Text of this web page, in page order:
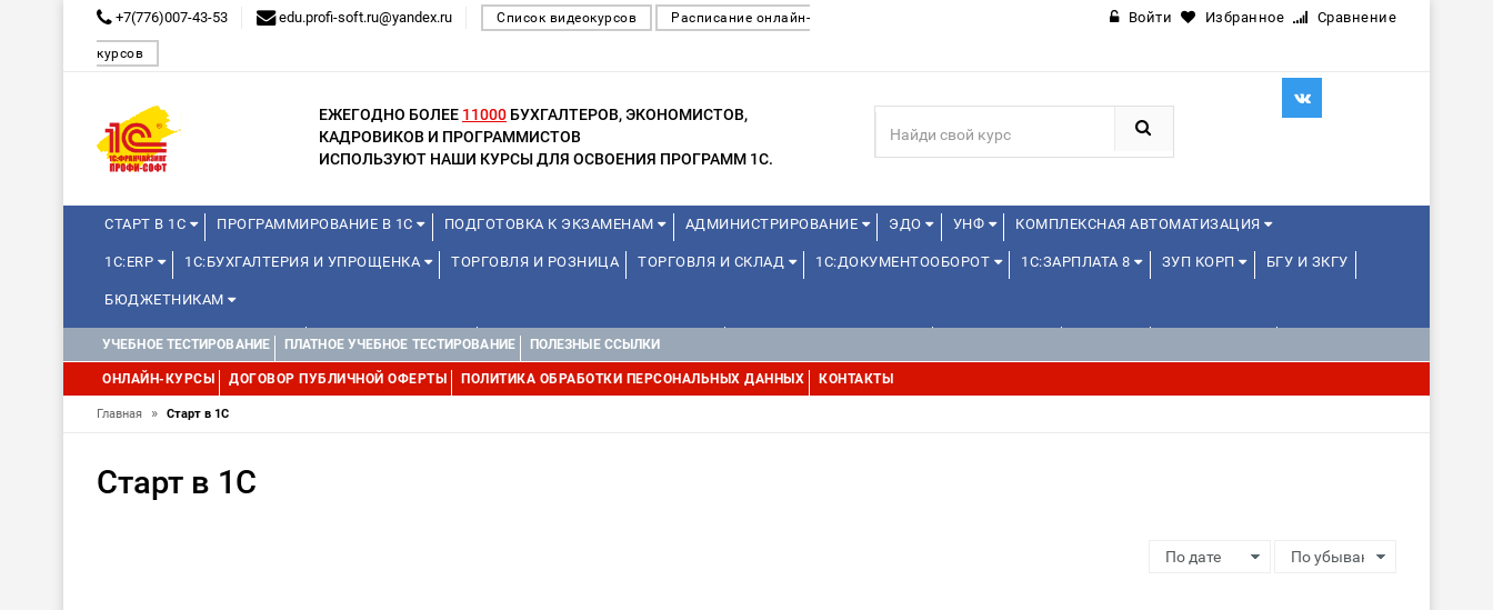
+7(776)007-43-53 edu.profi-soft.ru@yandex.ru Список видеокурсов Расписание онлайн-
курсов
Войти Избранное Сравнение
ЕЖЕГОДНО БОЛЕЕ 11000 БУХГАЛТЕРОВ, ЭКОНОМИСТОВ,
КАДРОВИКОВ И ПРОГРАММИСТОВ
ИСПОЛЬЗУЮТ НАШИ КУРСЫ ДЛЯ ОСВОЕНИЯ ПРОГРАММ 1С.
СТАРТ В 1С ПРОГРАММИРОВАНИЕ В 1С ПОДГОТОВКА К ЭКЗАМЕНАМ АДМИНИСТРИРОВАНИЕ ЭДО УНФ КОМПЛЕКСНАЯ АВТОМАТИЗАЦИЯ
1С:ERP 1С:БУХГАЛТЕРИЯ И УПРОЩЕНКА ТОРГОВЛЯ И РОЗНИЦА ТОРГОВЛЯ И СКЛАД 1С:ДОКУМЕНТООБОРОТ 1С:ЗАРПЛАТА 8 ЗУП КОРП БГУ И ЗКГУ
БЮДЖЕТНИКАМ
КУРСЫ ДЛЯ ШКОЛЬНИКОВ ДЛЯ ШКОЛЬНИКОВ 1С:УПРАВЛЕНИЕ ХОЛДИНГОМ
WEB, JAVA И ANDROID
УЧЕБНОЕ ТЕСТИРОВАНИЕ ПЛАТНОЕ УЧЕБНОЕ ТЕСТИРОВАНИЕ ПОЛЕЗНЫЕ ССЫЛКИ
ОНЛАЙН-КУРСЫ ДОГОВОР ПУБЛИЧНОЙ ОФЕРТЫ ПОЛИТИКА ОБРАБОТКИ ПЕРСОНАЛЬНЫХ ДАННЫХ КОНТАКТЫ
Главная » Старт в 1С
Старт в 1С